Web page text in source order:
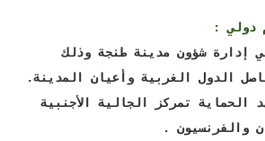
دولي :
إدارة شؤون مدينة طنجة وذلك
الدول الغربية وأعيان المدينة.
الحماية تمركز الجالية الأجنبية
والفرنسيون .